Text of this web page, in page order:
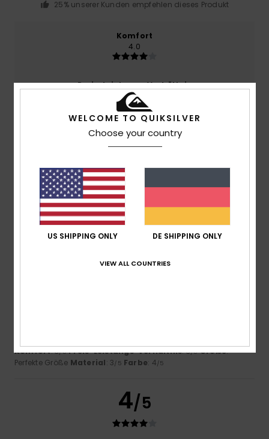
25% unserer Kunden empfehlen dieses Produkt
Komfort
4.0
Preis-Leistungs-Verhältnis
3.7
Größe
Material
Farbe
2/5
Komfort: 3/5 Preis-Leistungs-Verhältnis: 3/5 Größe:
Perfekte Größe Material: 3/5 Farbe: 4/5
4/5
WELCOME TO QUIKSILVER
Choose your country
US SHIPPING ONLY DE SHIPPING ONLY
VIEW ALL COUNTRIES